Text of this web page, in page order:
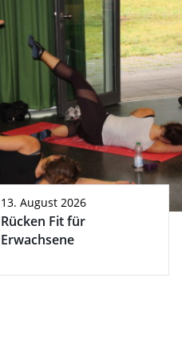
13. August 2026
Rücken Fit für
Erwachsene